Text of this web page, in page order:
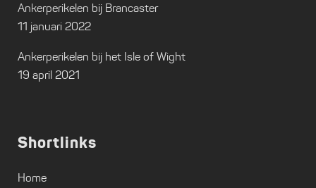
Ankerperikelen bij Brancaster
11 januari 2022
Ankerperikelen bij het Isle of Wight
19 april 2021
Shortlinks
Home